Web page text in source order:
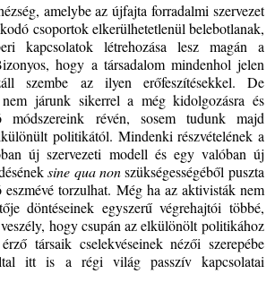
amelybe az újfajta forradalmi szervezet
csoportok elkerülhetetlenül belebotlanak,
kapcsolatok létrehozása lesz magán a
hogy a társadalom mindenhol jelen
szembe az ilyen erőfeszítésekkel. De
járunk sikerrel a még kidolgozásra és
módszereink révén, sosem tudunk majd
politikától. Mindenki részvételének a
új szervezeti modell és egy valóban új
sine qua nonszükségességéből puszta
eszmévé torzulhat. Még ha az aktivisták nem
döntéseinek egyszerű végrehajtói többé,
hogy csupán az elkülönölt politikához
társaik cselekvéseinek nézői szerepébe
itt is a régi világ passzív kapcsolatai